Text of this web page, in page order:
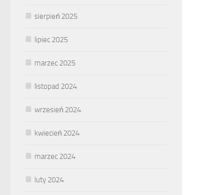
sierpień 2025
lipiec 2025
marzec 2025
listopad 2024
wrzesień 2024
kwiecień 2024
marzec 2024
luty 2024